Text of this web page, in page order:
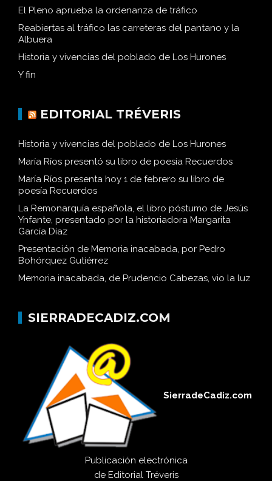
El Pleno aprueba la ordenanza de tráfico
Reabiertas al tráfico las carreteras del pantano y la
Albuera
Historia y vivencias del poblado de Los Hurones
Y fin
EDITORIAL TRÉVERIS
Historia y vivencias del poblado de Los Hurones
María Ríos presentó su libro de poesía Recuerdos
María Ríos presenta hoy 1 de febrero su libro de
poesía Recuerdos
La Remonarquía española, el libro póstumo de Jesús
Ynfante, presentado por la historiadora Margarita
García Díaz
Presentación de Memoria inacabada, por Pedro
Bohórquez Gutiérrez
Memoria inacabada, de Prudencio Cabezas, vio la luz
SIERRADECADIZ.COM
SierradeCadiz.com
Publicación electrónica
de Editorial Tréveris